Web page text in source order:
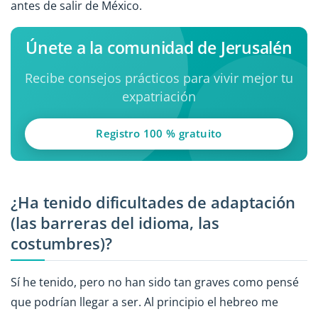
antes de salir de México.
Únete a la comunidad de Jerusalén
Recibe consejos prácticos para vivir mejor tu
expatriación
Registro 100 % gratuito
¿Ha tenido dificultades de adaptación
(las barreras del idioma, las
costumbres)?
Sí he tenido, pero no han sido tan graves como pensé
que podrían llegar a ser. Al principio el hebreo me